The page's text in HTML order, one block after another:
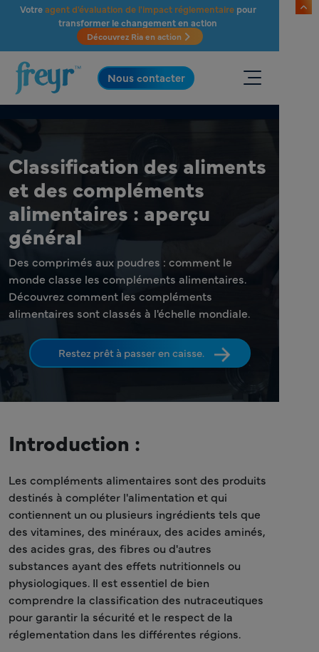
Passer au contenu principal
Votreagent d'évaluation de l'impact réglementairepour
transformer le changement en action
Découvrez Ria en action
.
Nous contacter
Classification des aliments
et des compléments
alimentaires : aperçu
général
Des comprimés aux poudres : comment le
monde classe les compléments alimentaires.
Découvrez comment les compléments
alimentaires sont classés à l'échelle mondiale.
Restez prêt à passer en caisse.
Introduction :
Les compléments alimentaires sont des produits
destinés à compléter l'alimentation et qui
contiennent un ou plusieurs ingrédients tels que
des vitamines, des minéraux, des acides aminés,
des acides gras, des fibres ou d'autres
substances ayant des effets nutritionnels ou
physiologiques. Il est essentiel de bien
comprendre la classification des nutraceutiques
pour garantir la sécurité et le respect de la
réglementation dans les différentes régions.